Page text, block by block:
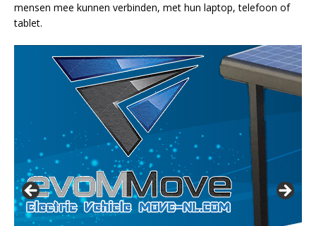
mensen mee kunnen verbinden, met hun laptop, telefoon of
tablet.